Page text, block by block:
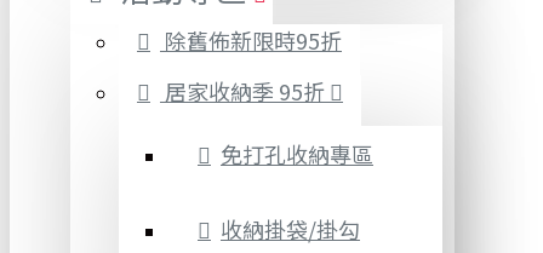
除舊佈新限時95折
居家收納季 95折
免打孔收納專區
收納掛袋/掛勾